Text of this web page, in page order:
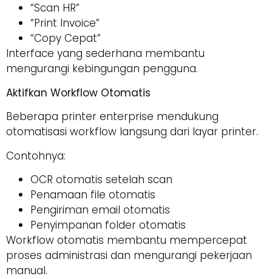
“Scan HR”
“Print Invoice”
“Copy Cepat”
Interface yang sederhana membantu
mengurangi kebingungan pengguna.
Aktifkan Workflow Otomatis
Beberapa printer enterprise mendukung
otomatisasi workflow langsung dari layar printer.
Contohnya:
OCR otomatis setelah scan
Penamaan file otomatis
Pengiriman email otomatis
Penyimpanan folder otomatis
Workflow otomatis membantu mempercepat
proses administrasi dan mengurangi pekerjaan
manual.